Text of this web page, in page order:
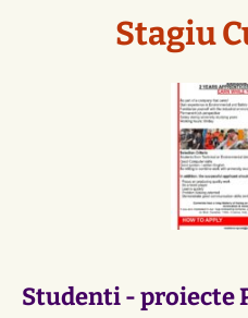
Stagiu
Studenti - proiecte